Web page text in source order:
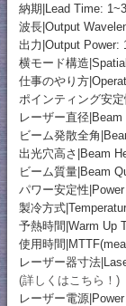
納期|Lead Time:
波長|Output
出力|Output Power:
横モード構造
仕事のやり方
ポインティング安
レーザー直径
ビーム発散全角
出光穴高さ|Beam
ビーム質量|Beam
パワー安定性
製冷方式
予熱時間|Warm Up
使用時間
レーザー器寸法
(詳しくはこちら！)
レーザー電源